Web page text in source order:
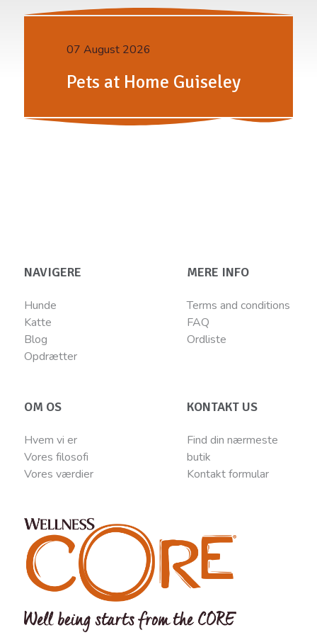
07 August 2026
Pets at Home Guiseley
NAVIGERE
Hunde
Katte
Blog
Opdrætter
MERE INFO
Terms and conditions
FAQ
Ordliste
OM OS
Hvem vi er
Vores filosofi
Vores værdier
KONTAKT US
Find din nærmeste
butik
Kontaktformular